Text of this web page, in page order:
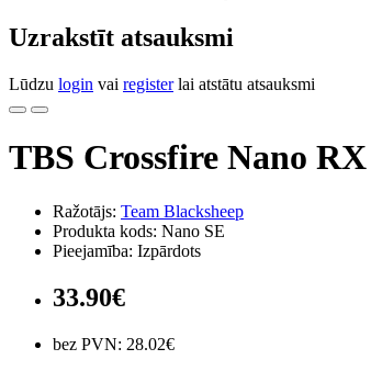
Uzrakstīt atsauksmi
Lūdzu login vai registerlai atstātu atsauksmi
TBS Crossfire Nano
Ražotājs: Team Blacksheep
Produkta kods: Nano SE
Pieejamība: Izpārdots
33.90€
bez PVN: 28.02€